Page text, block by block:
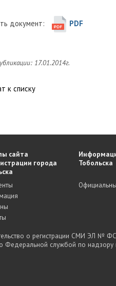
документ: PDF
17.01.2014г.
к списку
сайта
города
Тобольска
о регистрации СМИ ЭЛ № ФС
Федеральной службой по надзору